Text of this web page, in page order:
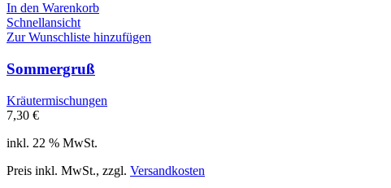
In den Warenkorb
Schnellansicht
Zur Wunschliste hinzufügen
Sommergruß
Kräutermischungen
7,30 €
inkl. 22 % MwSt.
Preis inkl. MwSt., zzgl. Versandkosten